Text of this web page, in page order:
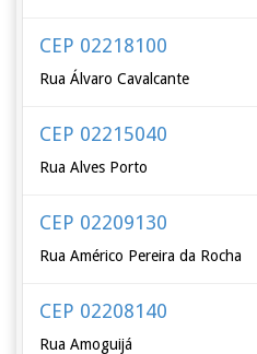
CEP 02218100
Rua Álvaro Cavalcante
CEP 02215040
Rua Alves Porto
CEP 02209130
Rua Américo Pereira da Rocha
CEP 02208140
Rua Amoguijá